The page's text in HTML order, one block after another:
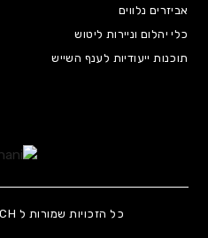
אביזרים נלווים
כלי יהלום וניירות ליטוש
תוכנות ייעודיות לענף השייש
כל הזכויות שמורות ל YONANI STONE TECH